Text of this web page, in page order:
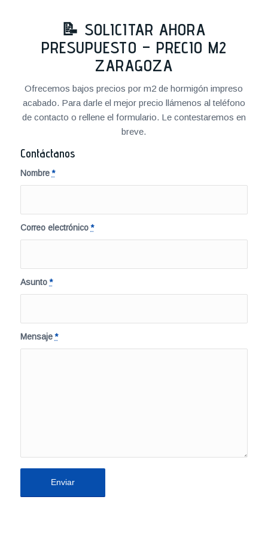
📝 SOLICITAR AHORA
PRESUPUESTO – PRECIO M2
ZARAGOZA
Ofrecemos bajos precios por m2 de hormigón impreso
acabado. Para darle el mejor precio llámenos al teléfono
de contacto o rellene el formulario. Le contestaremos en
breve.
Contáctanos
Nombre*
Correo electrónico*
Asunto*
Mensaje*